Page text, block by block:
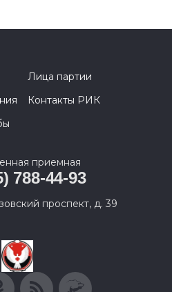
Лица партии
Контакты РИК
приемная
788-44-93
проспект, д. 39